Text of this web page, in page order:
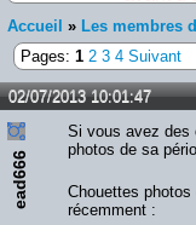
Accueil » Les membres
Pages: 1 2 3 4 Suivant
02/07/2013 10:01:47
ead666
Si vous avez des
photos de sa
Chouettes
récemment :